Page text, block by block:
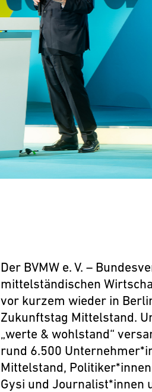
Der BVMW e. V. –
mittelständischen
vor kurzem wieder in
Zukunftstag Mittelstand.
„werte & wohlstand“
rund 6.500
Mittelstand,
Gysi und Journalist*innen